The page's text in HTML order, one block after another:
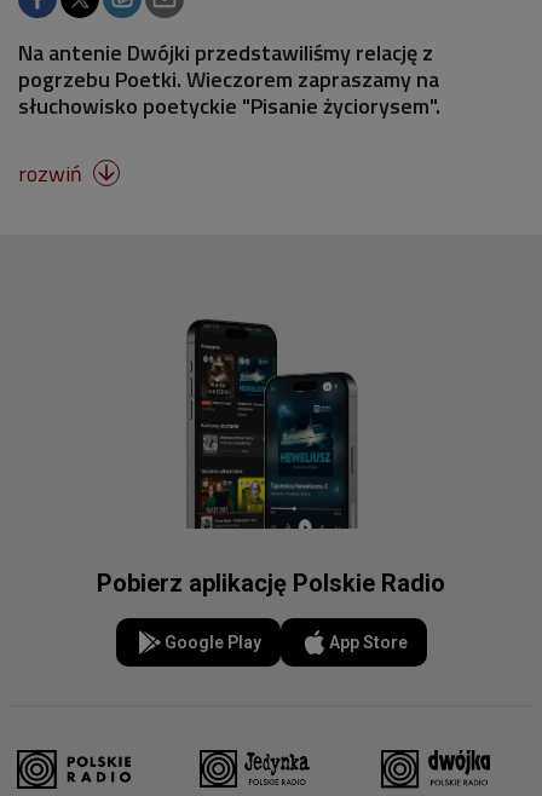
Na antenie Dwójki przedstawiliśmy relację z
pogrzebu Poetki. Wieczorem zapraszamy na
słuchowisko poetyckie "Pisanie życiorysem".
rozwiń 
Pobierz aplikację Polskie Radio
Google Play App Store